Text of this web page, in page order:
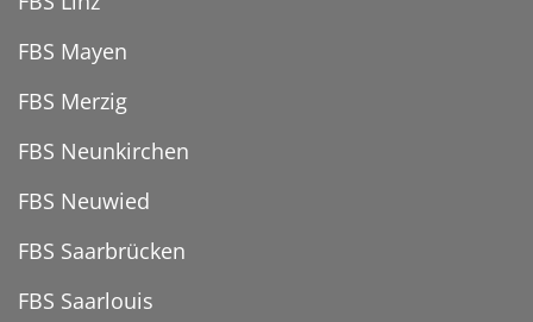
FBS Mayen
FBS Merzig
FBS Neunkirchen
FBS Neuwied
FBS Saarbrücken
FBS Saarlouis